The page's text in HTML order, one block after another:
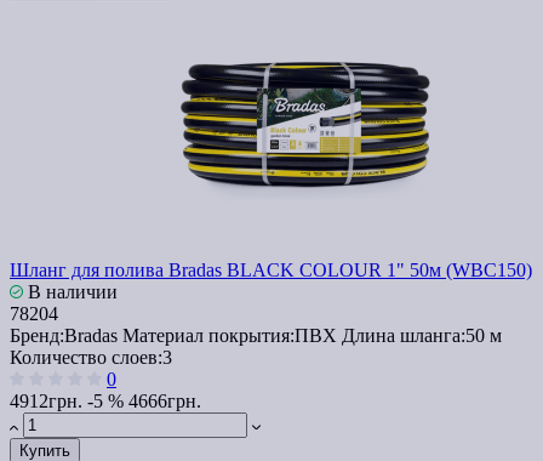
Шланг для полива Bradas BLACK COLOUR 1" 50м (WBC150)
В наличии
78204
Бренд:Bradas Материал покрытия:ПВХ Длина шланга:50 м
Количество слоев:3
0
4912грн. -5 % 4666грн.
Купить